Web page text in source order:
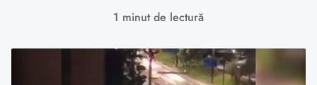
1 minut de lectură